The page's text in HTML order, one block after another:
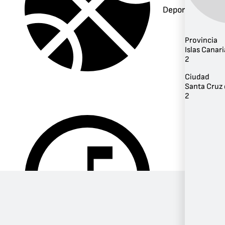
Deportes
Provincia
Islas
2
Ciudad
Santa Cruz
2